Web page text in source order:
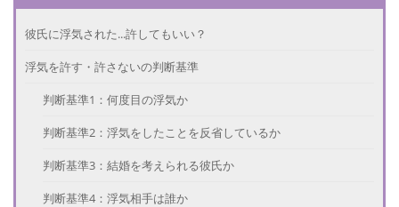
彼氏に浮気された...許してもいい？
浮気を許す・許さないの判断基準
判断基準1：何度目の浮気か
判断基準2：浮気をしたことを反省しているか
判断基準3：結婚を考えられる彼氏か
判断基準4：浮気相手は誰か